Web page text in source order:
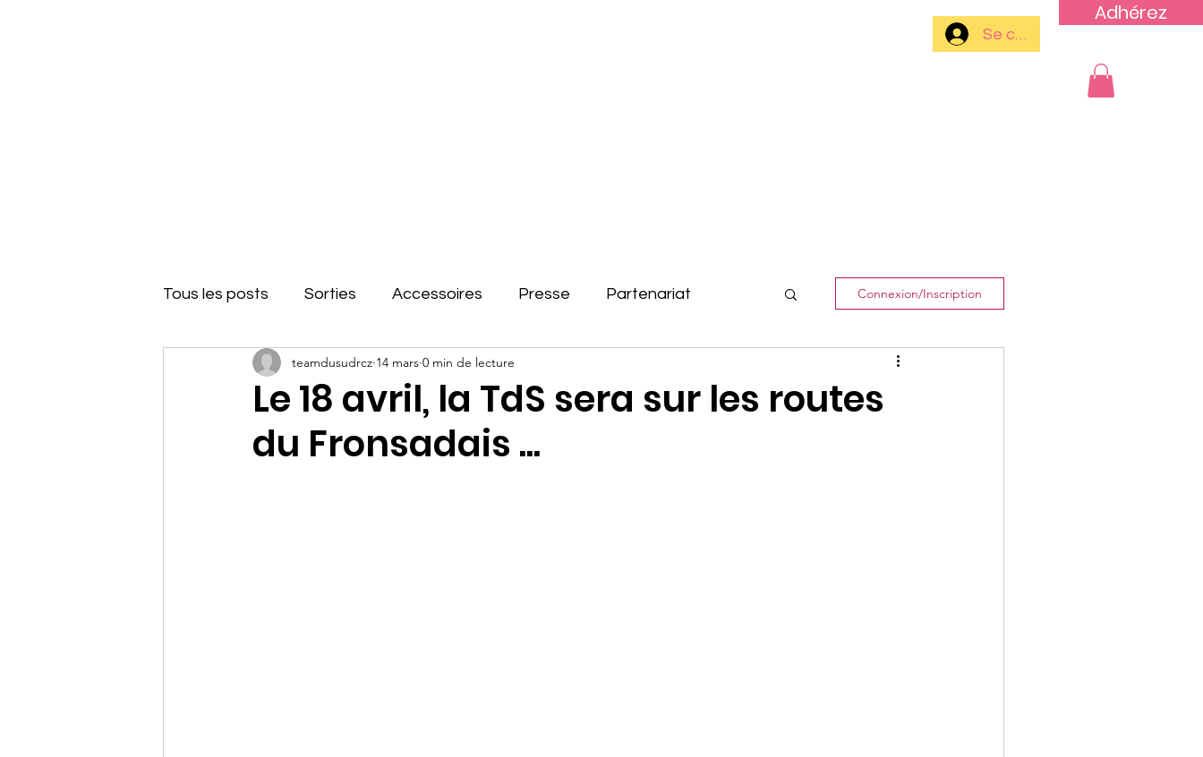
Adhérez
Se connecter
Tous les posts Sorties Accessoires Presse Partenariat
Informations concours photo Assemblée générales
Assemblée générale
Connexion/Inscription
Le 18 avril, la TdS sera sur les routes
du Fronsadais ...
teamdusudrcz 14 mars 0 min de lecture